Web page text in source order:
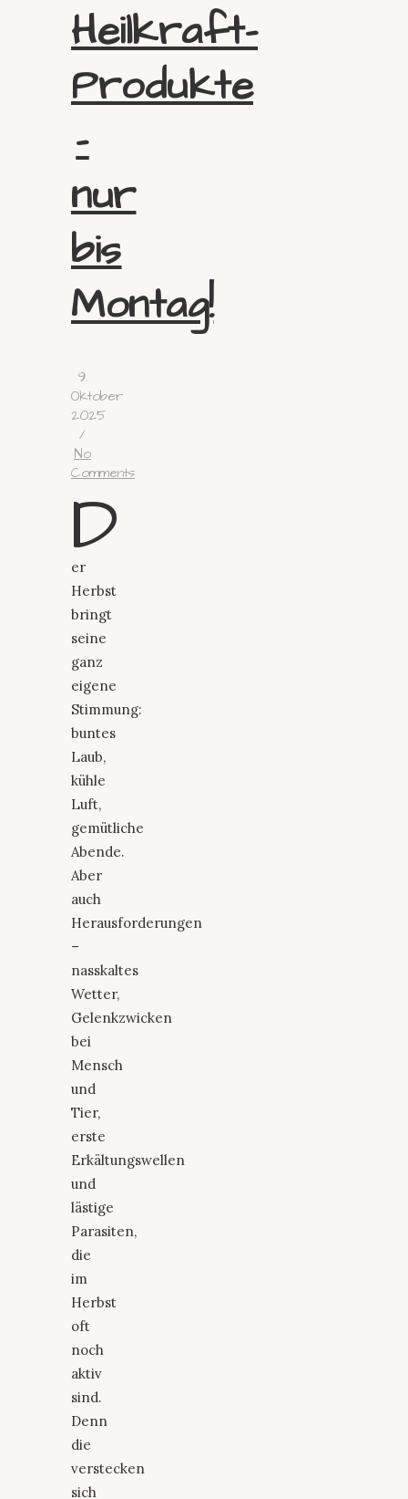
Heilkraft-
Produkte
–
nur
bis
Montag!
9.
Oktober
2025
/
No
Comments
D
er
Herbst
bringt
seine
ganz
eigene
Stimmung:
buntes
Laub,
kühle
Luft,
gemütliche
Abende.
Aber
auch
Herausforderungen
–
nasskaltes
Wetter,
Gelenkzwicken
bei
Mensch
und
Tier,
erste
Erkältungswellen
und
lästige
Parasiten,
die
im
Herbst
oft
noch
aktiv
sind.
Denn
die
verstecken
sich